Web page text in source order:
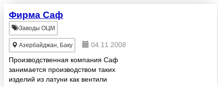
Фирма Саф
Заводы ОЦМ
Азербайджан, Баку
04.11.2008
Производственная компания Саф
занимается производством таких
изделий из латуни как вентили